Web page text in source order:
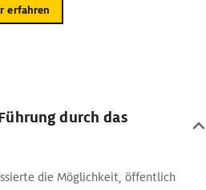
erfahren
durch das
die Möglichkeit, öffentlich